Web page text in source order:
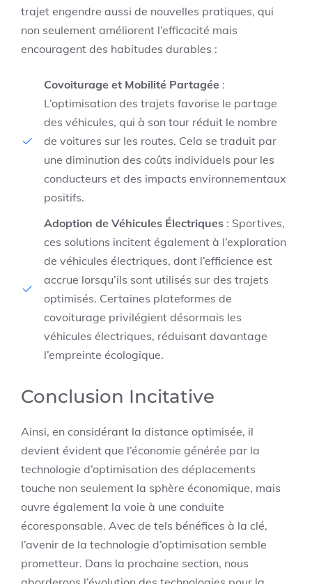
trajet engendre aussi de nouvelles pratiques, qui
non seulement améliorent l’efficacité mais
encouragent des habitudes durables :
Covoiturage et Mobilité Partagée :
L’optimisation des trajets favorise le partage
des véhicules, qui à son tour réduit le nombre
de voitures sur les routes. Cela se traduit par
une diminution des coûts individuels pour les
conducteurs et des impacts environnementaux
positifs.
Adoption de Véhicules Électriques : Sportives,
ces solutions incitent également à l’exploration
de véhicules électriques, dont l’efficience est
accrue lorsqu’ils sont utilisés sur des trajets
optimisés. Certaines plateformes de
covoiturage privilégient désormais les
véhicules électriques, réduisant davantage
l’empreinte écologique.
Conclusion Incitative
Ainsi, en considérant la distance optimisée, il
devient évident que l’économie générée par la
technologie d’optimisation des déplacements
touche non seulement la sphère économique, mais
ouvre également la voie à une conduite
écoresponsable. Avec de tels bénéfices à la clé,
l’avenir de la technologie d’optimisation semble
prometteur. Dans la prochaine section, nous